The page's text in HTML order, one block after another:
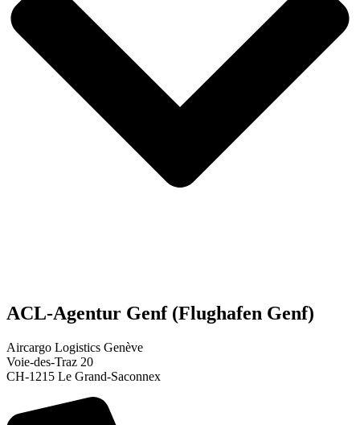
ACL-Agentur Genf (Flughafen Genf)
Aircargo Logistics Genève
Voie-des-Traz 20
CH-1215 Le Grand-Saconnex